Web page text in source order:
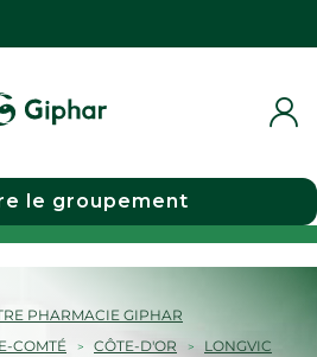
le groupement
PHARMACIE GIPHAR
COMTÉ
CÔTE-D'OR
LONGVIC